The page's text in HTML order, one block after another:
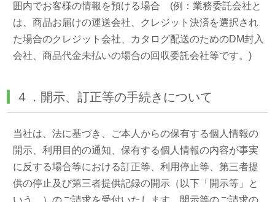
囲内でお客様の情報を預ける場合 (例：業務委託会社と
は、商品お届けの運送会社、クレジット決済を選択され
た場合のクレジット会社、カタログ配送のためのDM封入
会社、商品代金未払いの場合の回収委託会社等です。)
４．開示、訂正等の手続きについて
当社は、法に基づき、ご本人からの保有する個人情報の
開示、利用目的の通知、保有する個人情報の内容が事実
に反する場合等における訂正等、利用停止等、第三者提
供の停止及び第三者提供記録の開示（以下「開示等」と
いう。）のご請求を受付いたします。開示等のご請求の